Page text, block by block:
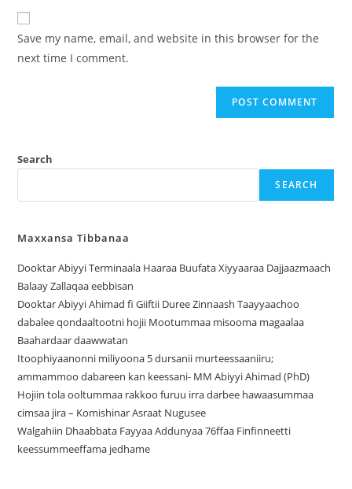
Save my name, email, and website in this browser for the
next time I comment.
Search
SEARCH
Maxxansa Tibbanaa
Dooktar Abiyyi Terminaala Haaraa Buufata Xiyyaaraa Dajjaazmaach
Balaay Zallaqaa eebbisan
Dooktar Abiyyi Ahimad fi Giiftii Duree Zinnaash Taayyaachoo
dabalee qondaaltootni hojii Mootummaa misooma magaalaa
Baahardaar daawwatan
Itoophiyaanonni miliyoona 5 dursanii murteessaaniiru;
ammammoo dabareen kan keessani- MM Abiyyi Ahimad (PhD)
Hojiin tola ooltummaa rakkoo furuu irra darbee hawaasummaa
cimsaa jira – Komishinar Asraat Nugusee
Walgahiin Dhaabbata Fayyaa Addunyaa 76ffaa Finfinneetti
keessummeeffama jedhame